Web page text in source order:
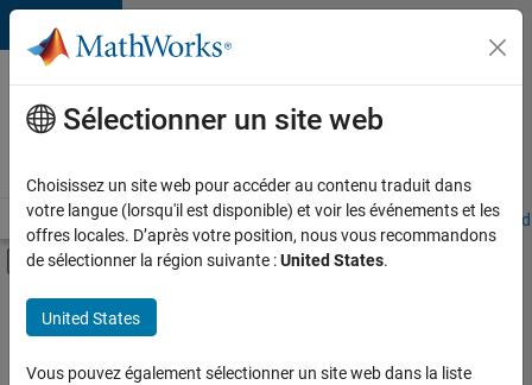
Passer au contenu
Votre
carrière
chez
Accueil Explorer nos opportunités Adresses de nos bureaux
Activer/désactiver l'affichage du menu
Contenu principal
FILTRER PAR
Technologies de l’information
Développement de produits
Sélectionner un site web
Choisissez un site web pour accéder au contenu traduit dans
votre langue (lorsqu'il est disponible) et voir les événements et les
offres locales. D’après votre position, nous vous recommandons
de sélectionner la région suivante :United States.
United States
Vous pouvez également sélectionner un site web dans la liste